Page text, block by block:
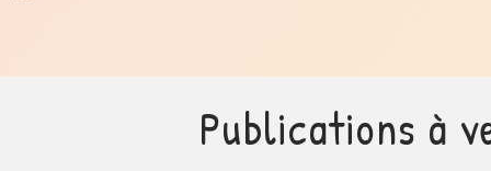
Publications à